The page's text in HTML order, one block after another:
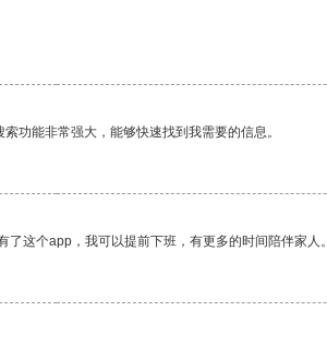
功能非常强大，能够快速找到我需要的信息。
这个app，我可以提前下班，有更多的时间陪伴家人。